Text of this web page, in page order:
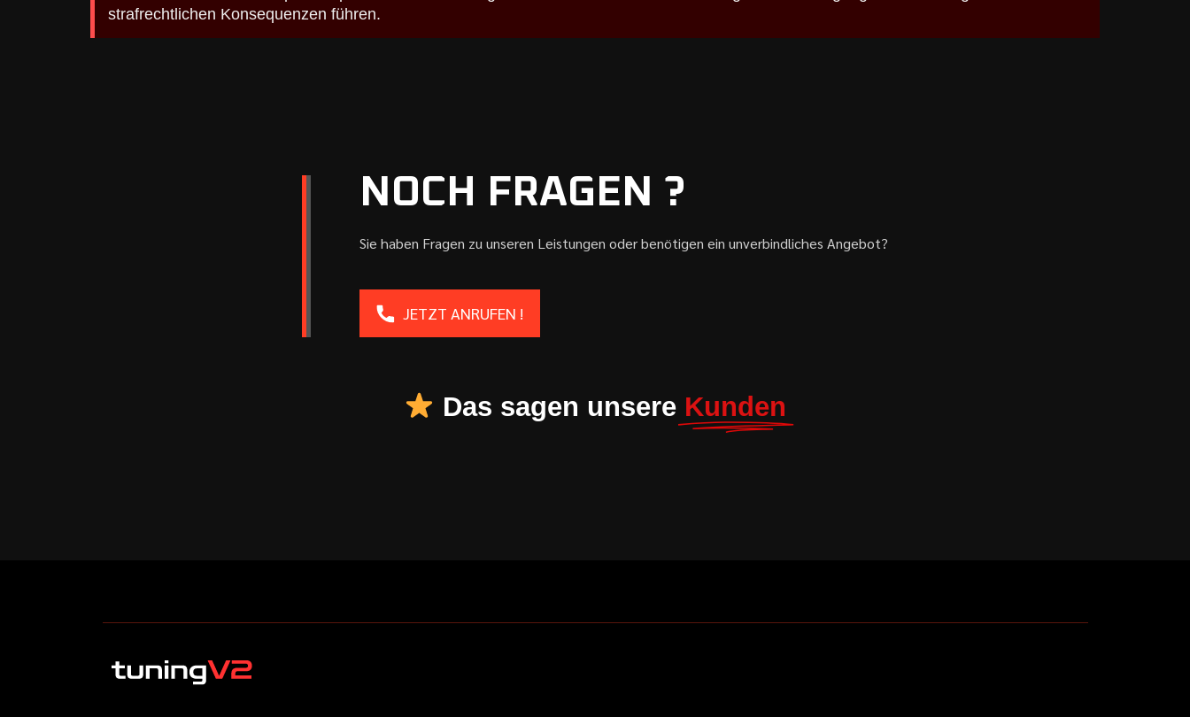
strafrechtlichen Konsequenzen führen.
NOCH FRAGEN ?
Sie haben Fragen zu unseren Leistungen oder benötigen ein unverbindliches Angebot?
JETZT ANRUFEN !
Das sagen unsere Kunden